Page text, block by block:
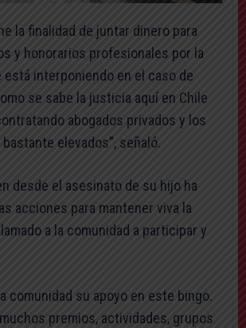
la finalidad de juntar dinero para
y honorarios profesionales por la
está interponiendo en el caso de
se sabe la justicia aquí en Chile
abogados privados y los
elevados”, señaló.
desde el asesinato de su hijo ha
acciones para mantener viva la
a la comunidad a participar y
comunidad su apoyo en este bingo.
premios, actividades, grupos